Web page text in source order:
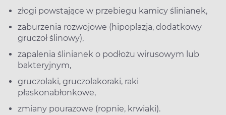
złogi powstające w przebiegu kamicy ślinianek,
zaburzenia rozwojowe (hipoplazja, dodatkowy
gruczoł ślinowy),
zapalenia ślinianek o podłożu wirusowym lub
bakteryjnym,
gruczolaki, gruczolakoraki, raki
płaskonabłonkowe,
zmiany pourazowe (ropnie, krwiaki).